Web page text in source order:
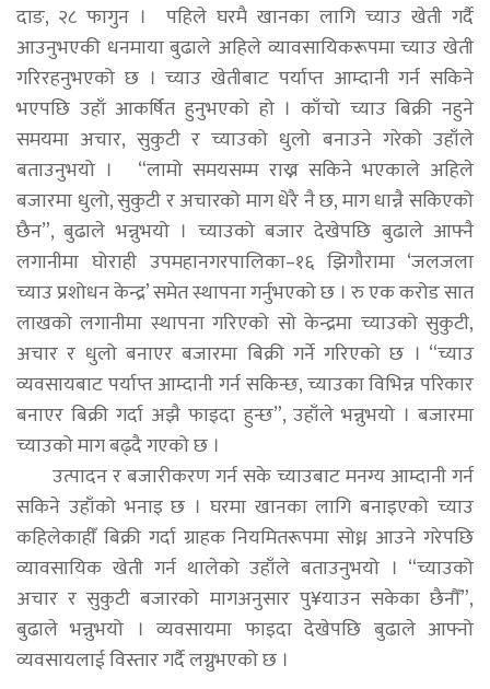
दाङ, २८ फागुन । पहिले घरमै खानका लागि च्याउ खेती गर्दै
आउनुभएकी धनमाया बुढाले अहिले व्यावसायिकरूपमा च्याउ खेती
गरिरहनुभएको छ । च्याउ खेतीबाट पर्याप्त आम्दानी गर्न सकिने
भएपछि उहाँ आकर्षित हुनुभएको हो । काँचो च्याउ बिक्री नहुने
समयमा अचार, सुकुटी र च्याउको धुलो बनाउने गरेको उहाँले
बताउनुभयो ।
“लामो समयसम्म राख्न सकिने भएकाले अहिले
बजारमा धुलो, सुकुटी र अचारको माग धेरै नै छ, माग धान्नै सकिएको
छैन”, बुढाले भन्नुभयो । च्याउको बजार देखेपछि बुढाले आफ्नै
लगानीमा घोराही उपमहानगरपालिका–१६ झिगौरामा ‘जलजला
च्याउ प्रशोधन केन्द्र’ समेत स्थापना गर्नुभएको छ । रु एक करोड सात
लाखको लगानीमा स्थापना गरिएको सो केन्द्रमा च्याउको सुकुटी,
अचार र धुलो बनाएर बजारमा बिक्री गर्ने गरिएको छ । “च्याउ
व्यवसायबाट पर्याप्त आम्दानी गर्न सकिन्छ, च्याउका विभिन्न परिकार
बनाएर बिक्री गर्दा अझै फाइदा हुन्छ”, उहाँले भन्नुभयो । बजारमा
च्याउको माग बढ्दै गएको छ ।
उत्पादन र बजारीकरण गर्न सके च्याउबाट मनग्य आम्दानी गर्न
सकिने उहाँको भनाइ छ । घरमा खानका लागि बनाइएको च्याउ
कहिलेकाहीँ बिक्री गर्दा ग्राहक नियमितरूपमा सोध्न आउने गरेपछि
व्यावसायिक खेती गर्न थालेको उहाँले बताउनुभयो । “च्याउको
अचार र सुकुटी बजारको मागअनुसार पु¥याउन सकेका छैनौँ”,
बुढाले भन्नुभयो । व्यवसायमा फाइदा देखेपछि बुढाले आफ्नो
व्यवसायलाई विस्तार गर्दै लग्नुभएको छ ।